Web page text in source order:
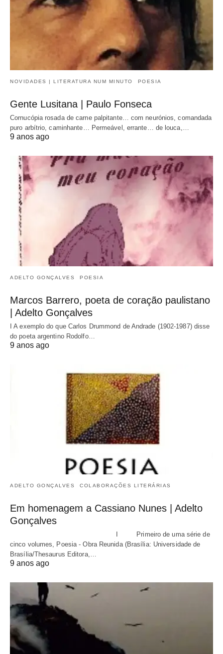
NOVIDADES | LITERATURA NUM MINUTO POESIA
Gente Lusitana | Paulo Fonseca
Cornucópia rosada de carne palpitante… com neurónios, comandada
puro arbítrio, caminhante… Permeável, errante… de louca,…
9 anos ago
ADELTO GONÇALVES POESIA
Marcos Barrero, poeta de coração paulistano
| Adelto Gonçalves
I A exemplo do que Carlos Drummond de Andrade (1902-1987) disse
do poeta argentino Rodolfo…
9 anos ago
ADELTO GONÇALVES COLABORAÇÕES LITERÁRIAS
Em homenagem a Cassiano Nunes | Adelto
Gonçalves
I Primeiro de uma série de
cinco volumes, Poesia - Obra Reunida (Brasília: Universidade de
Brasília/Thesaurus Editora,…
9 anos ago